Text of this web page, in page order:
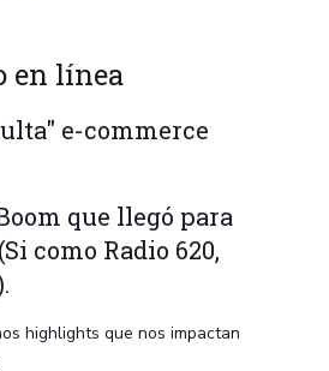
en línea
e-commerce
que llegó para
como Radio 620,
highlights que nos impactan